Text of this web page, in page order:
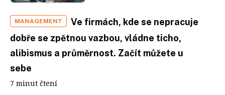
MANAGEMENT
Ve firmách, kde se nepracuje
dobře se zpětnou vazbou, vládne ticho,
alibismus a průměrnost. Začít můžete u
sebe
7 minut čtení